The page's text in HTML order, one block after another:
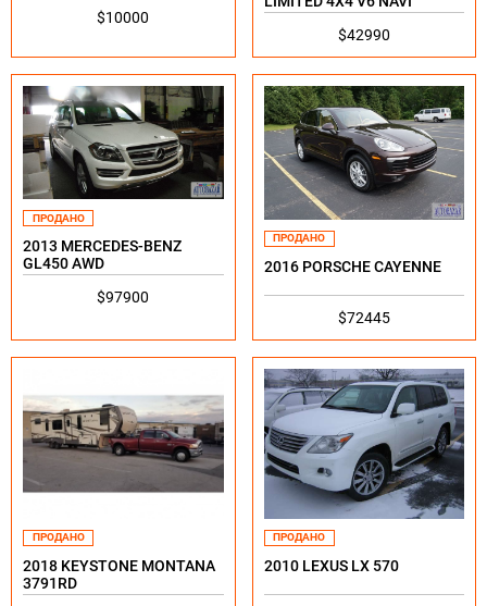
$10000
$42990
ПРОДАНО
2013 MERCEDES-BENZ
GL450 AWD
$97900
ПРОДАНО
2016 PORSCHE CAYENNE
$72445
ПРОДАНО
2018 KEYSTONE MONTANA
3791RD
ПРОДАНО
2010 LEXUS LX 570